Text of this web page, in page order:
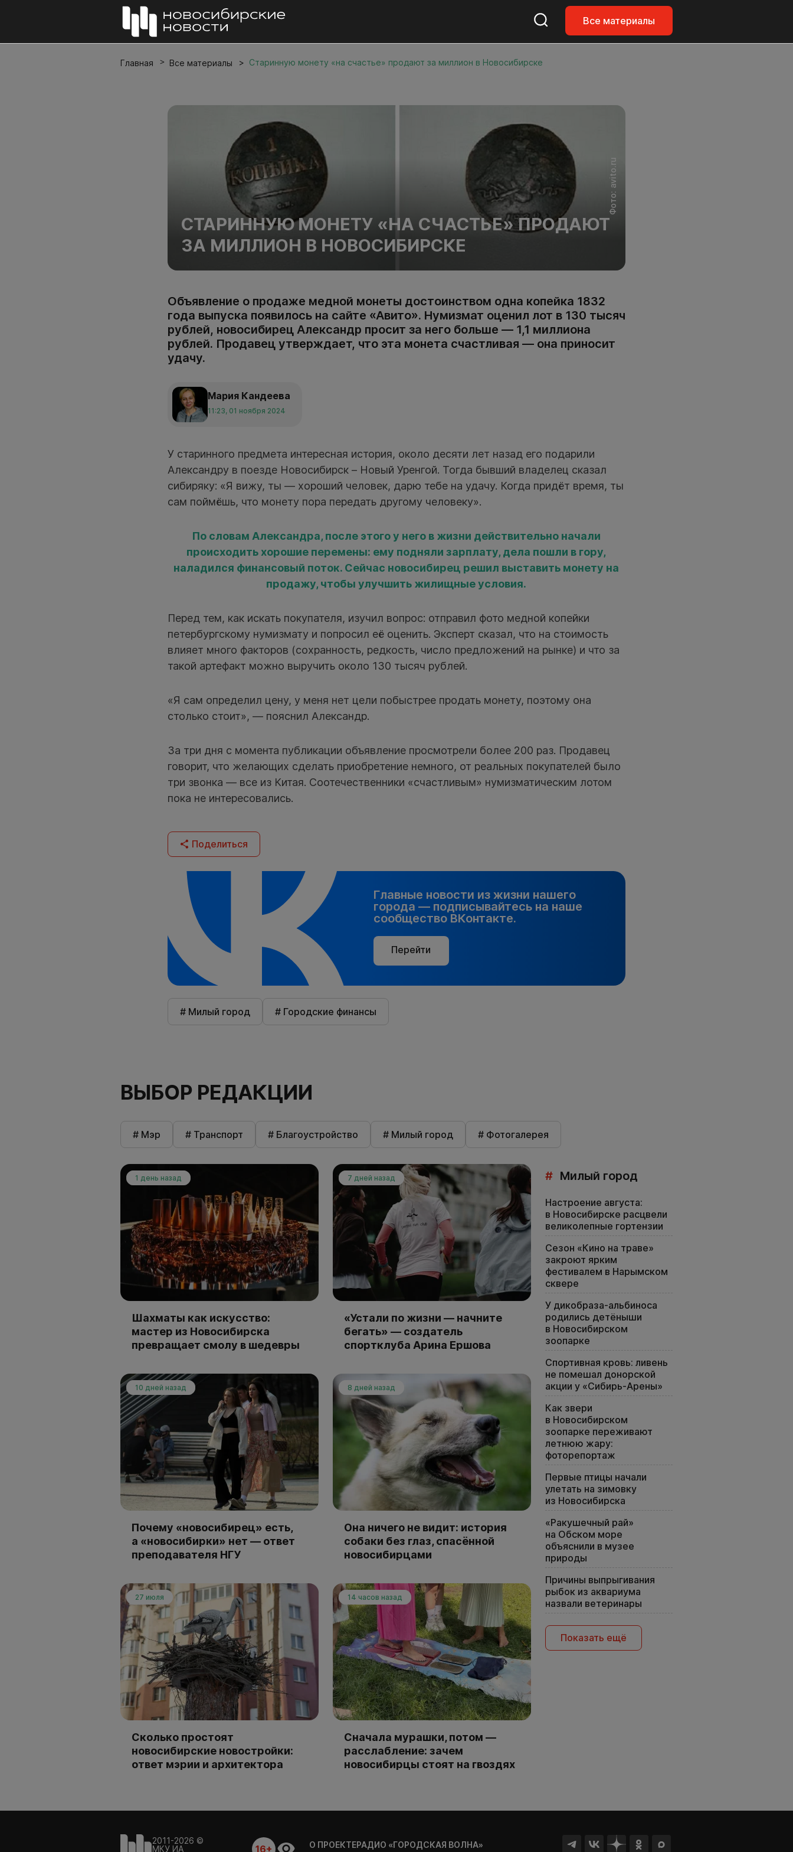
Все материалы
Главная Все материалы Старинную монету «на счастье» продают за миллион в Новосибирске
Фото: avito.ru
СТАРИННУЮ МОНЕТУ «НА СЧАСТЬЕ» ПРОДАЮТ
ЗА МИЛЛИОН В НОВОСИБИРСКЕ
Объявление о продаже медной монеты достоинством одна копейка 1832
года выпуска появилось на сайте «Авито». Нумизмат оценил лот в 130 тысяч
рублей, новосибирец Александр просит за него больше — 1,1 миллиона
рублей. Продавец утверждает, что эта монета счастливая — она приносит
удачу.
Мария Кандеева
11:23, 01 ноября 2024
У старинного предмета интересная история, около десяти лет назад его подарили
Александру в поезде Новосибирск – Новый Уренгой. Тогда бывший владелец сказал
сибиряку: «Я вижу, ты — хороший человек, дарю тебе на удачу. Когда придёт время, ты
сам поймёшь, что монету пора передать другому человеку».
По словам Александра, после этого у него в жизни действительно начали
происходить хорошие перемены: ему подняли зарплату, дела пошли в гору,
наладился финансовый поток. Сейчас новосибирец решил выставить монету на
продажу, чтобы улучшить жилищные условия.
Перед тем, как искать покупателя, изучил вопрос: отправил фото медной копейки
петербургскому нумизмату и попросил её оценить. Эксперт сказал, что на стоимость
влияет много факторов (сохранность, редкость, число предложений на рынке) и что за
такой артефакт можно выручить около 130 тысяч рублей.
«Я сам определил цену, у меня нет цели побыстрее продать монету, поэтому она
столько стоит», — пояснил Александр.
За три дня с момента публикации объявление просмотрели более 200 раз. Продавец
говорит, что желающих сделать приобретение немного, от реальных покупателей было
три звонка — все из Китая. Соотечественники «счастливым» нумизматическим лотом
пока не интересовались.
Поделиться
Главные новости из жизни нашего
города — подписывайтесь на наше
сообщество ВКонтакте.
Перейти
# Милый город # Городские финансы
ВЫБОР РЕДАКЦИИ
# Мэр # Транспорт # Благоустройство # Милый город # Фотогалерея
1 день назад
Шахматы как искусство:
мастер из Новосибирска
превращает смолу в шедевры
7 дней назад
«Устали по жизни — начните
бегать» — создатель
спортклуба Арина Ершова
10 дней назад
Почему «новосибирец» есть,
а «новосибирки» нет — ответ
преподавателя НГУ
8 дней назад
Она ничего не видит: история
собаки без глаз, спасённой
новосибирцами
27 июля
Сколько простоят
новосибирские новостройки:
ответ мэрии и архитектора
14 часов назад
Сначала мурашки, потом —
расслабление: зачем
новосибирцы стоят на гвоздях
# Милый город
Настроение августа:
в Новосибирске расцвели
великолепные гортензии
Сезон «Кино на траве»
закроют ярким
фестивалем в Нарымском
сквере
У дикобраза-альбиноса
родились детёныши
в Новосибирском
зоопарке
Спортивная кровь: ливень
не помешал донорской
акции у «Сибирь-Арены»
Как звери
в Новосибирском
зоопарке переживают
летнюю жару:
фоторепортаж
Первые птицы начали
улетать на зимовку
из Новосибирска
«Ракушечный рай»
на Обском море
объяснили в музее
природы
Причины выпрыгивания
рыбок из аквариума
назвали ветеринары
Показать ещё
2011-2026 ©
МКУ ИА
16+ О ПРОЕКТЕРАДИО «ГОРОДСКАЯ ВОЛНА»